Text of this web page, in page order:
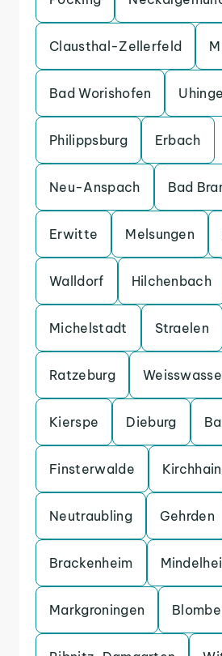
Clausthal-Zellerfeld
Bad Worishofen
Philippsburg Erbach
Neu-Anspach Bad
Erwitte Melsungen
Walldorf Hilchenbach
Michelstadt Straelen
Ratzeburg
Kierspe Dieburg
Finsterwalde Kirchhain
Neutraubling Gehrden
Brackenheim
Markgroningen